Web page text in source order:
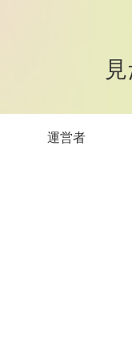
logです。
運営者